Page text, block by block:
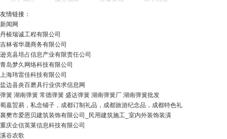
友情链接：
新闻网
丹棱瑞诚工程有限公司
吉林省华晟商务有限公司
逊克县培占信息产业有限责任公司
青岛梦久网络科技有限公司
上海玮雷佳科技有限公司
盐边县炎百磨具行业供求信息网
弹簧 湖南弹簧 常德弹簧 盛达弹簧 湖南弹簧厂 湖南弹簧批发
蜀嘉贸易，私念铺子，成都订制礼品，成都旅游纪念品，成都特色礼
襄樊市爱恩贝建筑装饰有限公司_民用建筑施工_室内外装饰装潢
重庆企信英莱信息科技有限公司
溪谷农歌